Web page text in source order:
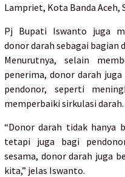
Lampriet, Kota Banda Aceh,
Pj Bupati Iswanto juga
donor darah sebagai bagian
Menurutnya, selain
penerima, donor darah
pendonor, seperti
memperbaiki sirkulasi darah.
“Donor darah tidak hanya
tetapi juga bagi
sesama, donor darah juga
kita,” jelas Iswanto.